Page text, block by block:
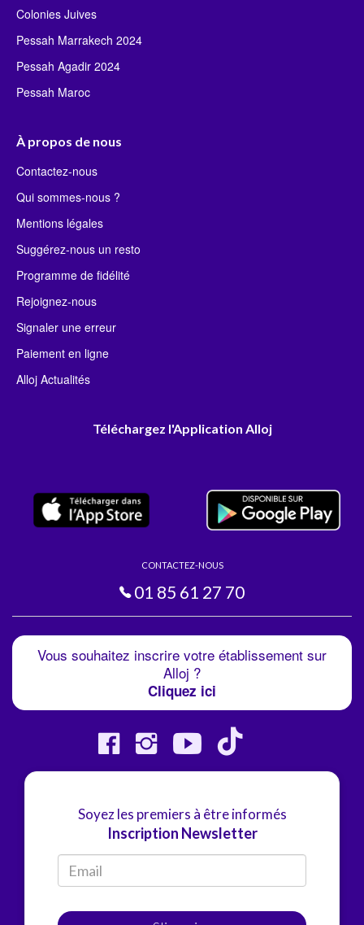
Colonies Juives
Pessah Marrakech 2024
Pessah Agadir 2024
Pessah Maroc
À propos de nous
Contactez-nous
Qui sommes-nous ?
Mentions légales
Suggérez-nous un resto
Programme de fidélité
Rejoignez-nous
Signaler une erreur
Paiement en ligne
Alloj Actualités
Téléchargez l'Application Alloj
CONTACTEZ-NOUS
01 85 61 27 70
Vous souhaitez inscrire votre établissement sur
Alloj ?
Cliquez ici
Soyez les premiers à être informés
Inscription Newsletter